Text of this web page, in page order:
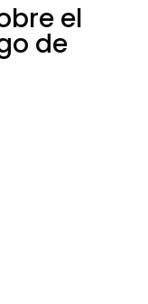
el
de